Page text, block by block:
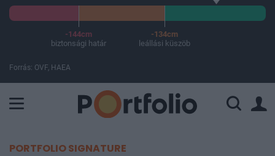
-144cm
biztonsági határ
-134cm
leállási küszöb
Forrás: OVF, HAEA
PORTFOLIO SIGNATURE